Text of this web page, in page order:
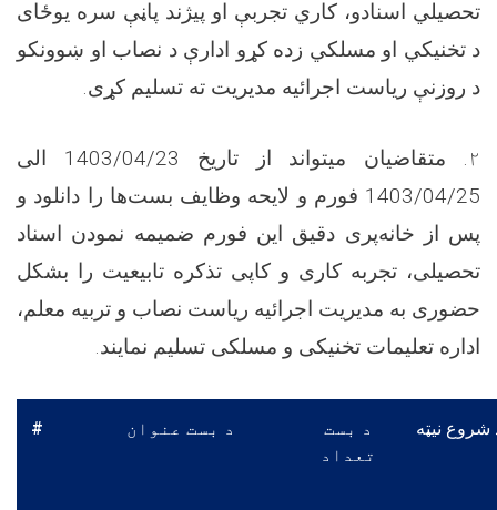
تحصیلي اسنادو، کاري تجربې او پیژند پاڼې سره یوځای
د تخنیکي او مسلکي‌ زده کړو ادارې د نصاب او ښوونکو
د روزنې ریاست اجرائیه مدیریت ته تسلیم کړی.
۲. متقاضيان میتواند از تاریخ 1403/04/23 الی
1403/04/25 فورم و لایحه وظایف بست‌ها را دانلود و
پس از خانه‌پری دقیق این فورم ضمیمه نمودن اسناد
تحصیلی، تجربه کاری و کاپی تذکره تابیعیت را بشکل
حضوری به مدیریت اجرائیه ریاست نصاب و تربیه معلم،
اداره تعلیمات تخنیکی و مسلکی تسلیم نمایند.
# د بست عنوان
د بست
تعداد
شروع نیټه